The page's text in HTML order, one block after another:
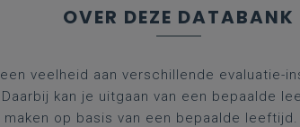
OVER DEZE DATABANK
veelheid aan verschillende evaluatie-
kan je uitgaan van een bepaalde
maken op basis van een bepaalde